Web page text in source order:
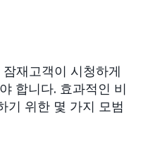
재고객이 시청하게
합니다. 효과적인 비
기 위한 몇 가지 모범